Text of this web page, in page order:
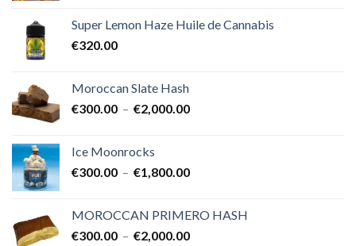
€350.00
Super Lemon Haze Huile de Cannabis
€320.00
Moroccan Slate Hash
€300.00 – €2,000.00Plage
à
Ice Moonrocks
€300.00 – €1,800.00Plage
€300.00
à
MOROCCAN PRIMERO HASH
€300.00 – €2,000.00Plage